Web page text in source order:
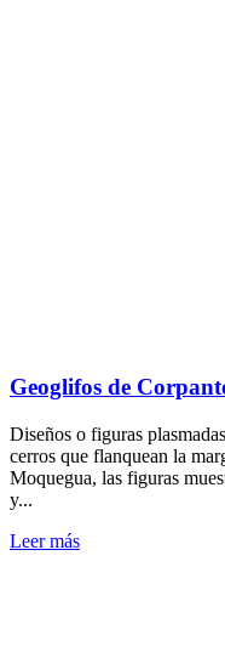
Geoglifos de
Diseños o figuras
cerros que flanquean la
Moquegua, las figuras
y...
Leer más